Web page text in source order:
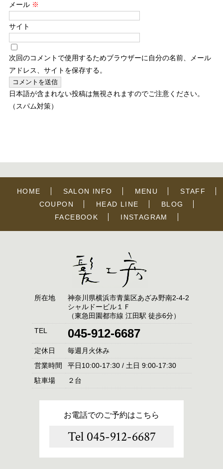
メール ※
サイト
次回のコメントで使用するためブラウザーに自分の名前、メール
アドレス、サイトを保存する。
日本語が含まれない投稿は無視されますのでご注意ください。
（スパム対策）
HOME SALON INFO MENU
STAFF
COUPON
HEAD LINE
BLOG
FACEBOOK
INSTAGRAM
所在地
神奈川県横浜市青葉区あざみ野南2-4-2
シャルドービル１Ｆ
（東急田園都市線 江田駅 徒歩6分）
TEL
045-912-6687
定休日
毎週月火休み
営業時間
平日10:00-17:30 / 土日 9:00-17:30
駐車場
２台
お電話でのご予約はこちら
Tel 045-912-6687